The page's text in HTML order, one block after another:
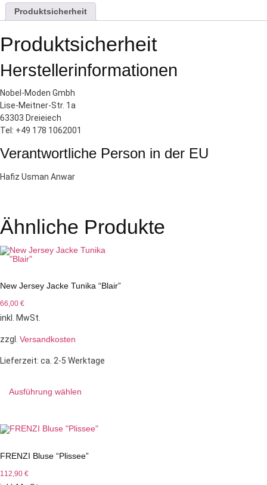
Produktsicherheit
Produktsicherheit
Herstellerinformationen
Nobel-Moden Gmbh
Lise-Meitner-Str. 1a
63303 Dreieiech
Tel: +49 178 1062001
Verantwortliche Person in der EU
Hafiz Usman Anwar
Ähnliche Produkte
New Jersey Jacke Tunika “Blair”
66,00 €
inkl. MwSt.
zzgl. Versandkosten
Lieferzeit: ca. 2-5 Werktage
Ausführung wählen
FRENZI Bluse “Plissee”
112,90 €